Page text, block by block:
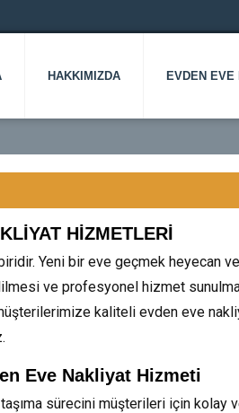
HAKKIMIZDA EVDEN EVE
HİZMETLERİ
Yeni bir eve geçmek
ve profesyonel hizmet
kaliteli evden eve
Eve Nakliyat Hizmeti
sürecini müşterileri için